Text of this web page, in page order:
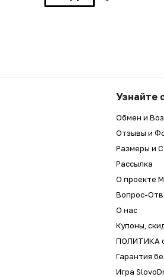
Узнайте
Обмен и
Отзывы и
Размеры и
Рассылка
О проекте
Вопрос-
О нас
Купоны,
ПОЛИТИКА
Гарантия
Игра